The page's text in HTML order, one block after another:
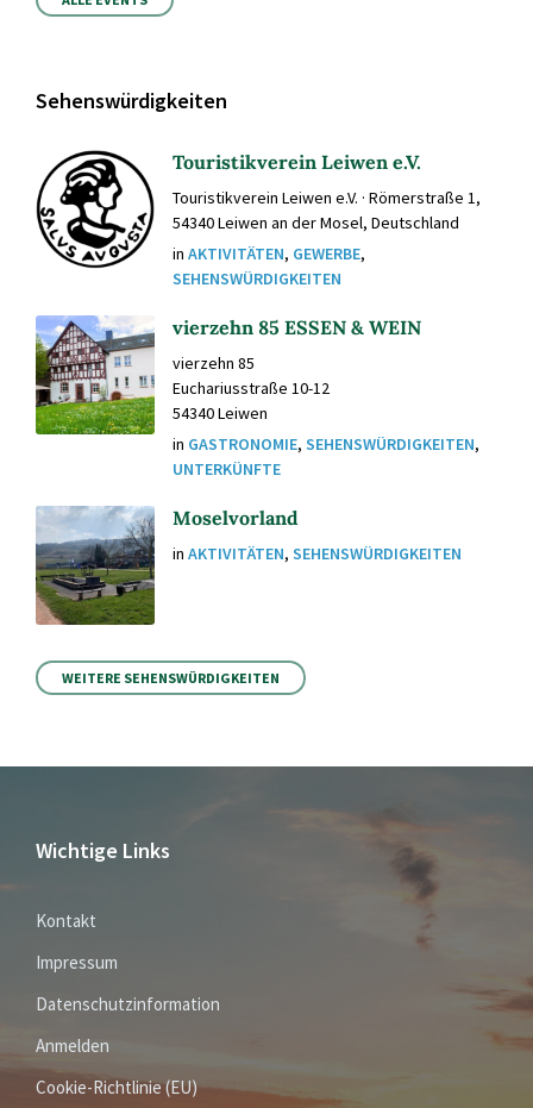
Sehenswürdigkeiten
Touristikverein Leiwen e.V.
Touristikverein Leiwen e.V. · Römerstraße 1,
54340 Leiwen an der Mosel, Deutschland
in AKTIVITÄTEN, GEWERBE,
SEHENSWÜRDIGKEITEN
vierzehn 85 ESSEN & WEIN
vierzehn 85
Euchariusstraße 10-12
54340 Leiwen
in GASTRONOMIE, SEHENSWÜRDIGKEITEN,
UNTERKÜNFTE
Moselvorland
in AKTIVITÄTEN, SEHENSWÜRDIGKEITEN
WEITERE SEHENSWÜRDIGKEITEN
Wichtige Links
Kontakt
Impressum
Datenschutzinformation
Anmelden
Cookie-Richtlinie (EU)